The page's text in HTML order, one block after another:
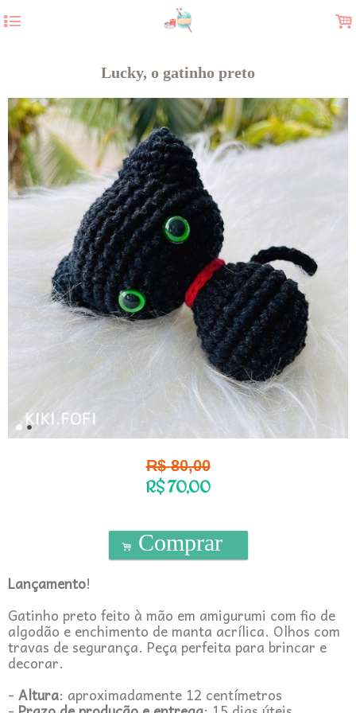
4 .
Lucky, o gatinho preto
R$80,00
R$70,00
. Comprar
Lançamento!
Gatinho preto feito à mão em amigurumi com fio de
algodão e enchimento de manta acrílica. Olhos com
travas de segurança. Peça perfeita para brincar e
decorar.
- Altura: aproximadamente 12 centímetros